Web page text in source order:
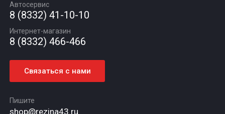
Статьи
Контакты
Автосервис
8 (8332) 41-10-10
Интернет-магазин
8 (8332) 466-466
Связаться с нами
Пишите
shop@rezina43.ru